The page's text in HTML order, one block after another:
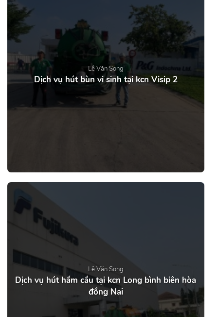
Lê Văn Song
Dịch vụ hút bùn vi sinh tại kcn Visip 2
Lê Văn Song
Dịch vụ hút hầm cầu tại kcn Long bình biên hòa
đồng Nai